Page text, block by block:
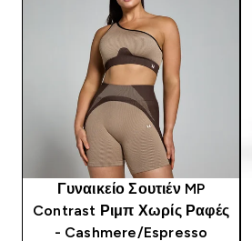
Γυναικείο Σουτιέν MP
Contrast Ριμπ Χωρίς Ραφές
- Cashmere/Espresso